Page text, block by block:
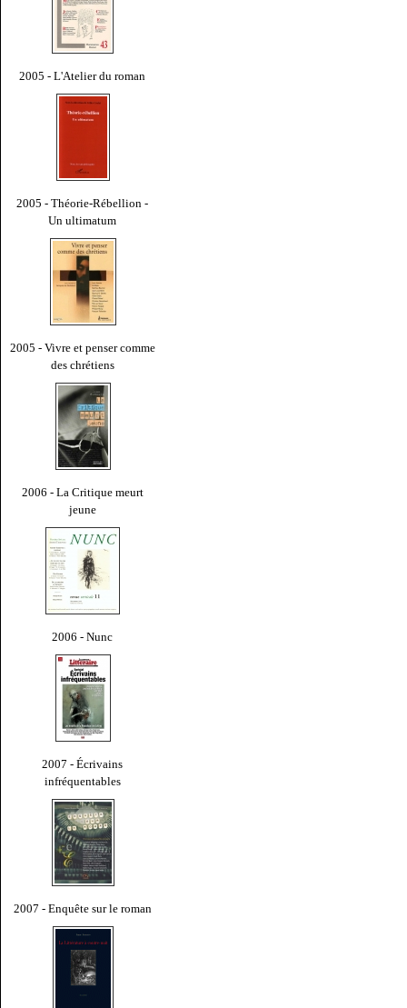
2005 - L'Atelier du roman
2005 - Théorie-Rébellion -
Un ultimatum
2005 - Vivre et penser comme
des chrétiens
2006 - La Critique meurt
jeune
2006 - Nunc
2007 - Écrivains
infréquentables
2007 - Enquête sur le roman